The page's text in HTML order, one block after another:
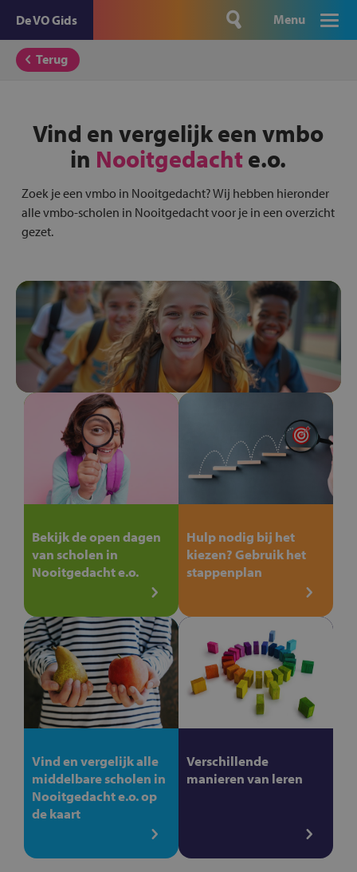
De VO Gids Menu
Terug
Vind en vergelijk een vmbo
in Nooitgedacht e.o.
Zoek je een vmbo in Nooitgedacht? Wij hebben hieronder
alle vmbo-scholen in Nooitgedacht voor je in een overzicht
gezet.
Bekijk de open dagen
van scholen in
Nooitgedacht e.o.
Hulp nodig bij het
kiezen? Gebruik het
stappenplan
Vind en vergelijk alle
middelbare scholen in
Nooitgedacht e.o. op
de kaart
Verschillende
manieren van leren